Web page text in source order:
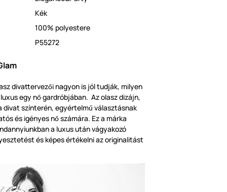
Kék
100% polyestere
P55272
divattervezői nagyon is jól tudják, milyen
egy nő gardróbjában. Az olasz dizájn,
divat színterén, egyértelmű választásnak
és igényes nő számára. Ez a márka
a luxus után vágyakozó
és képes értékelni az originalitást